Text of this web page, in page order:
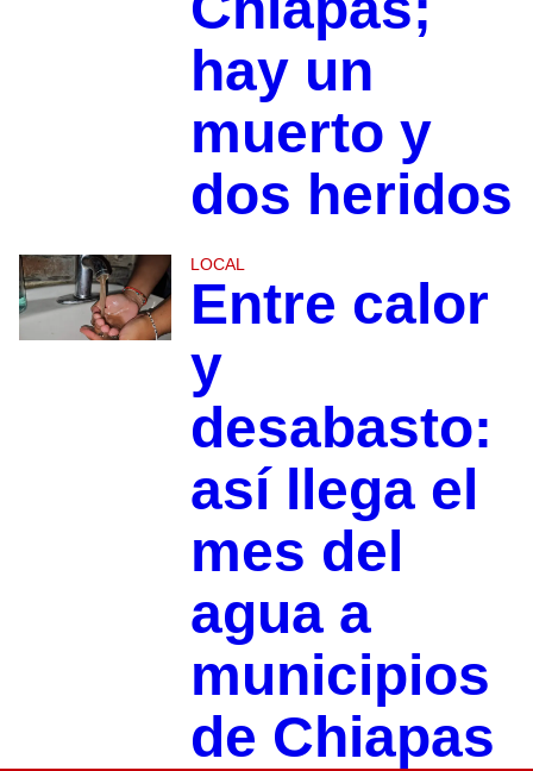
hay un
muerto y
dos heridos
LOCAL
Entre calor
y
desabasto:
así llega el
mes del
agua a
municipios
de Chiapas